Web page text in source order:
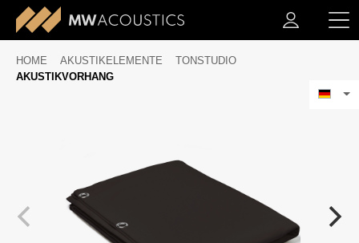
HOME AKUSTIKELEMENTE
TONSTUDIO
AKUSTIKVORHANG